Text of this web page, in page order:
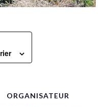
ORGANISATEUR